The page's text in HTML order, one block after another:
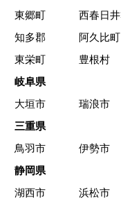
東郷町
西春日
知多郡
阿久比町
東栄町
豊根村
岐阜県
大垣市
瑞浪市
三重県
鳥羽市
伊勢市
静岡県
湖西市
浜松市